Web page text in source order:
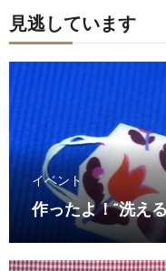
見逃しています
イベント
作ったよ！“洗え